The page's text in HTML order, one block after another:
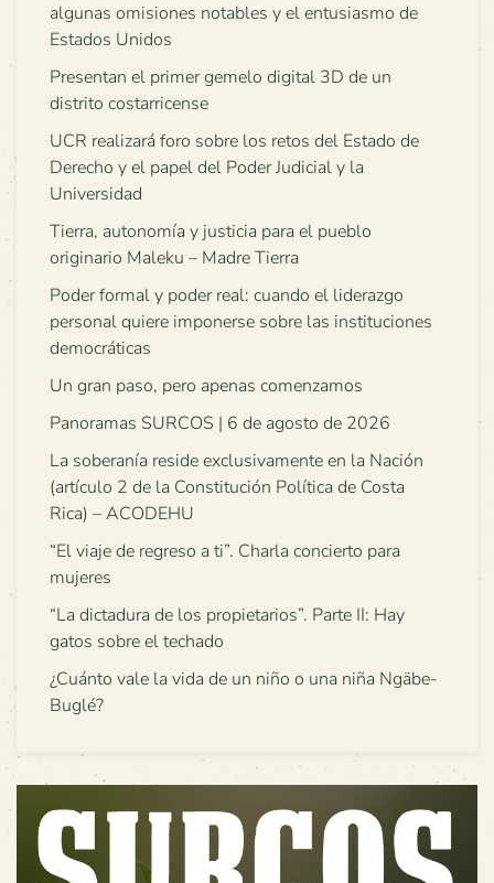
algunas omisiones notables y el entusiasmo de
Estados Unidos
Presentan el primer gemelo digital 3D de un
distrito costarricense
UCR realizará foro sobre los retos del Estado de
Derecho y el papel del Poder Judicial y la
Universidad
Tierra, autonomía y justicia para el pueblo
originario Maleku – Madre Tierra
Poder formal y poder real: cuando el liderazgo
personal quiere imponerse sobre las instituciones
democráticas
Un gran paso, pero apenas comenzamos
Panoramas SURCOS | 6 de agosto de 2026
La soberanía reside exclusivamente en la Nación
(artículo 2 de la Constitución Política de Costa
Rica) – ACODEHU
“El viaje de regreso a ti”. Charla concierto para
mujeres
“La dictadura de los propietarios”. Parte II: Hay
gatos sobre el techado
¿Cuánto vale la vida de un niño o una niña Ngäbe-
Buglé?